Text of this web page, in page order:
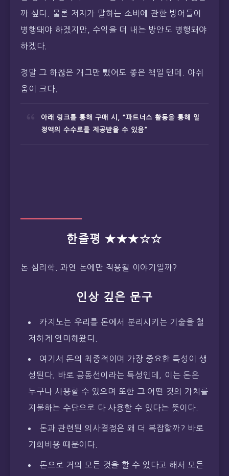
까 싶다. 물론 저자가 말하는 소비에 관한 방어들이
병행돼야 하겠지만, 수익을 더 내는 방안도 병행돼야
하겠다.
정말 그 하찮은 개그만 뺐어도 좋은 책일 텐데. 아쉬
움이 크다.
아래 링크를 통해 구매 시, “파트너스 활동을 통해 일
정액의 수수료를 제공받을 수 있음”
한줄평 ★★★☆☆
돈 심리학. 과연 돈에만 적용될 이야기일까?
인상 깊은 문구
카지노는 우리를 돈에서 분리시키는 기술을 철
저하게 연마해왔다.
여기서 돈의 최종적이며 가장 중요한 특성이 생
성된다. 바로 공동선이라는 특성인데, 이는 돈은
누구나 사용할 수 있으며 또한 그 어떤 것의 가치를
지불하는 수단으로 다 사용할 수 있다는 뜻이다.
돈과 관련된 의사결정은 왜 더 복잡할까? 바로
기회비용 때문이다.
돈으로 거의 모든 것을 할 수 있다고 해서 모든